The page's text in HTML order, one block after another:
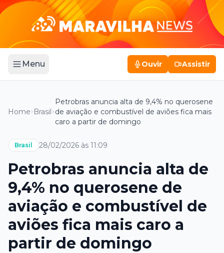
Menu Ouvir Assistir
Home Brasil
Petrobras anuncia alta de 9,4% no querosene
de aviação e combustível de aviões fica mais
caro a partir de domingo
Brasil 28/02/2026 às 11:09
Petrobras anuncia alta de
9,4% no querosene de
aviação e combustível de
aviões fica mais caro a
partir de domingo